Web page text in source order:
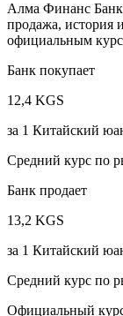
Алма Финанс
продажа, история
официальным
Банк покупает
12,4 KGS
за 1 Китайский
Средний курс по
Банк продает
13,2 KGS
за 1 Китайский
Средний курс по
Официальный